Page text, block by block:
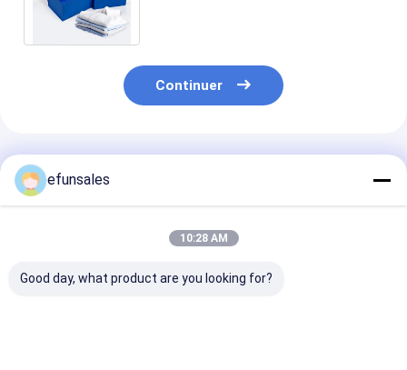
Continuer
Produits Recommandés
efunsales
10:28 AM
Good day, what product are you looking for?